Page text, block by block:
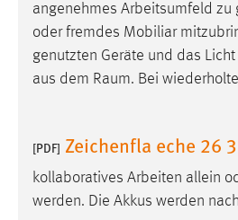
angenehmes Arbeitsumfeld
oder fremdes Mobiliar
genutzten Geräte und das
aus dem Raum. Bei
[PDF] Zeichenfla eche 26 3
kollaboratives Arbeiten allein
werden. Die Akkus werden